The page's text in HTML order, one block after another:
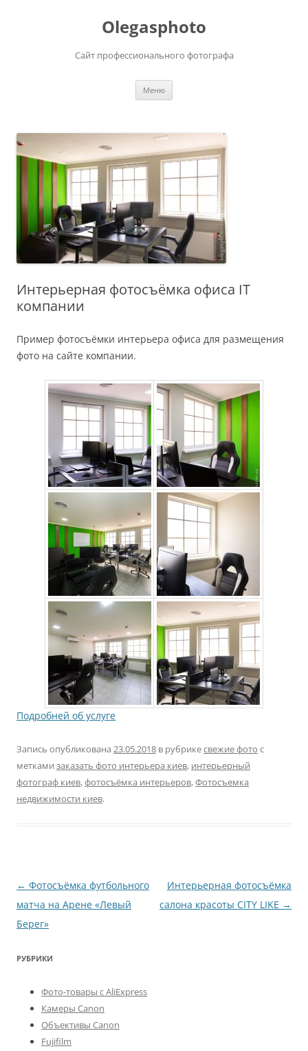
Olegasphoto
Сайт профессионального фотографа
Меню
Интерьерная фотосъёмка офиса IT
компании
Пример фотосъёмки интерьера офиса для размещения
фото на сайте компании.
Подробней об услуге
Запись опубликована 23.05.2018 в рубрикесвежие фото с
метками заказать фото интерьера киев, интерьерный
фотограф киев,фотосъёмка интерьеров,Фотосъемка
недвижимости киев.
Навигация
по
записям
← Фотосъёмка футбольного
матча на Арене «Левый
Берег»
Интерьерная фотосъёмка
салона красоты CITY LIKE →
РУБРИКИ
Фото-товары с AliExpress
Камеры Canon
Объективы Canon
Fujifilm